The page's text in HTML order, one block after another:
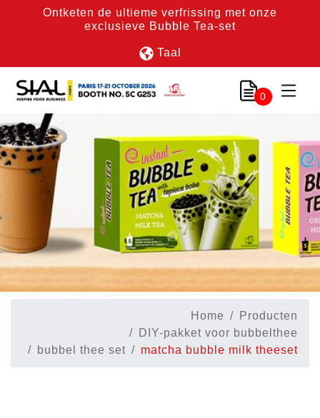
Ontketen de ultieme verfrissing met onze
exclusieve Bubble Tea-set
Taal
0
Home
Producten
DIY-pakket voor bubbelthee
bubbel thee set
matcha bubble milk theeset